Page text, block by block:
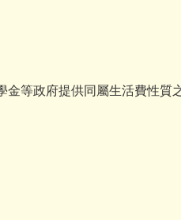
等政府提供同屬生活費性質